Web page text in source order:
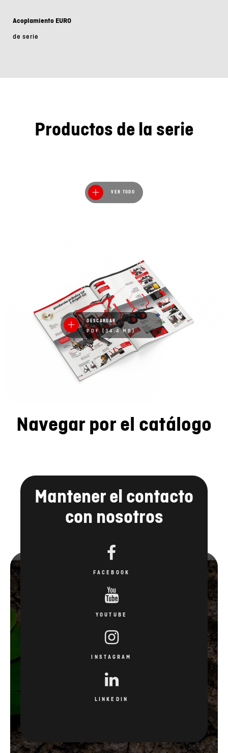
Acoplamiento EURO
de serie
Productos de la serie
VER TODO
DESCARGAR
PDF (34.4 MB)
Navegar por el catálogo
Mantener el contacto
con nosotros
FACEBOOK
YOUTUBE
INSTAGRAM
LINKEDIN